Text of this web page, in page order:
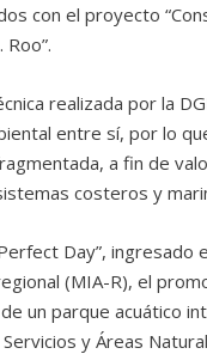
con el proyecto
realizada por la
entre sí, por lo
a fin de
costeros y
Day”,
(MIA-R), el
un parque acuático
y Áreas